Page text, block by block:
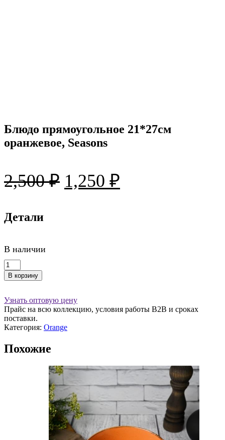
Блюдо прямоугольное 21*27см
оранжевое, Seasons
2,500₽ Первоначальная
1,250 ₽
Детали
В наличии
Количество
товара
Блюдо
21*27см
оранжевое,
Seasons
В корзину
Узнать оптовую цену
Прайс на всю коллекцию, условия работы В2В и сроках
поставки.
Категория: Orange
Похожие